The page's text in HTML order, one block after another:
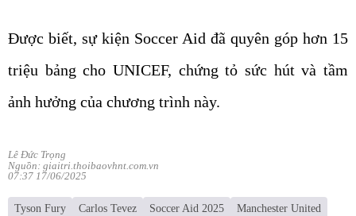
Được biết, sự kiện Soccer Aid đã quyên góp hơn 15
triệu bảng cho UNICEF, chứng tỏ sức hút và tầm
ảnh hưởng của chương trình này.
Lê Đức Trọng
Nguồn: giaitri.thoibaovhnt.com.vn
07:37 17/06/2025
Tyson Fury Carlos Tevez Soccer Aid 2025 Manchester United